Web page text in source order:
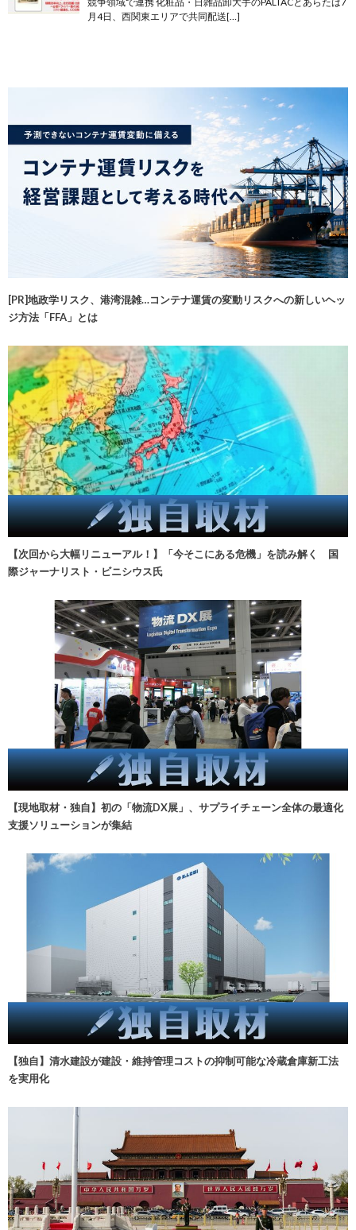
月4日、西関東エリアで共同配送[…]
[PR]地政学リスク、港湾混雑…コンテナ運賃の変動リスクへの新しいヘッ
ジ方法「FFA」とは
【次回から大幅リニューアル！】「今そこにある危機」を読み解く 国
際ジャーナリスト・ビニシウス氏
【現地取材・独自】初の「物流DX展」、サプライチェーン全体の最適化
支援ソリューションが集結
【独自】清水建設が建設・維持管理コストの抑制可能な冷蔵倉庫新工法
を実用化